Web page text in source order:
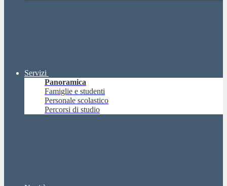
Servizi
Panoramica
Famiglie e studenti
Personale scolastico
Percorsi di studio